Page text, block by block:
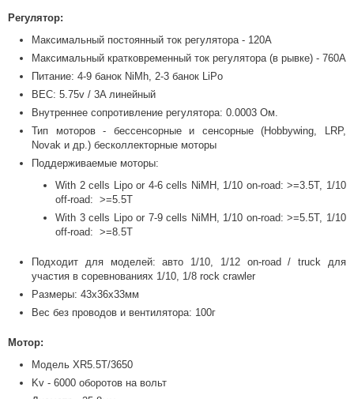
Регулятор:
Максимальный постоянный ток регулятора - 120А
Максимальный кратковременный ток регулятора (в рывке) - 760А
Питание: 4-9 банок NiMh, 2-3 банок LiPo
BEC: 5.75v / 3A линейный
Внутреннее сопротивление регулятора: 0.0003 Ом.
Тип моторов - бессенсорные и сенсорные (Hobbywing, LRP,
Novak и др.) бесколлекторные моторы
Поддерживаемые моторы:
With 2 cells Lipo or 4-6 cells NiMH, 1/10 on-road: >=3.5T, 1/10
off-road: >=5.5T
With 3 cells Lipo or 7-9 cells NiMH, 1/10 on-road: >=5.5T, 1/10
off-road: >=8.5T
Подходит для моделей: авто 1/10, 1/12 on-road / truck для
участия в соревнованиях 1/10, 1/8 rock crawler
Размеры: 43х36х33мм
Вес без проводов и вентилятора: 100г
Мотор:
Модель XR5.5T/3650
Kv - 6000 оборотов на вольт